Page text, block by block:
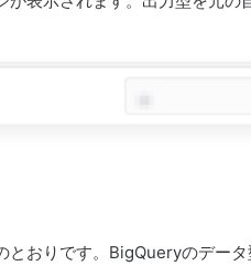
おりです。BigQueryのデータ